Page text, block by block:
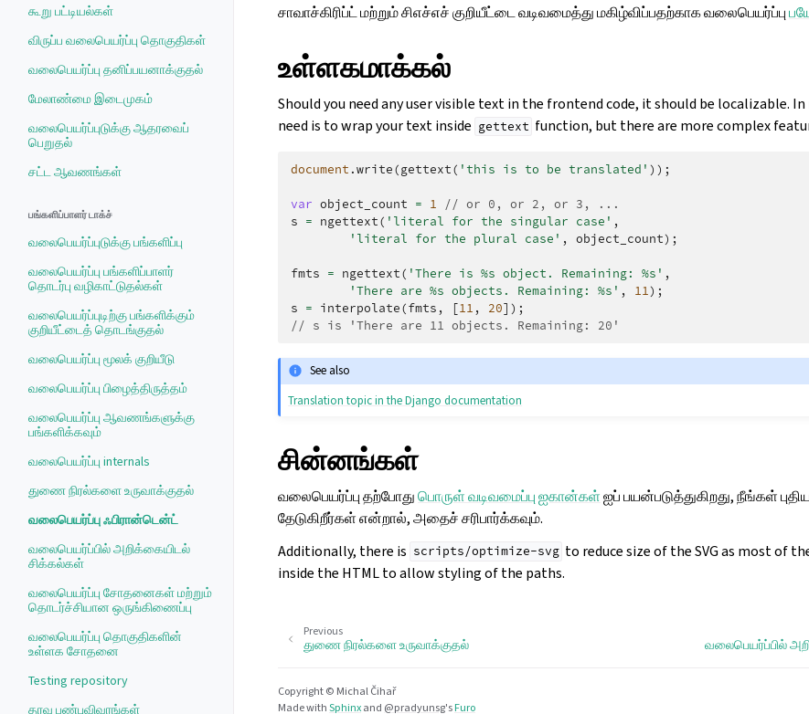
கூறு பட்டியல்கள்
விருப்ப வலைபெயர்ப்பு தொகுதிகள்
வலைபெயர்ப்பு தனிப்பயனாக்குதல்
மேலாண்மை இடைமுகம்
வலைபெயர்ப்புடுக்கு ஆதரவைப்
பெறுதல்
சட்ட ஆவணங்கள்
பங்களிப்பாளர் டாக்ச்
வலைபெயர்ப்புடுக்கு பங்களிப்பு
வலைபெயர்ப்பு பங்களிப்பாளர்
தொடர்பு வழிகாட்டுதல்கள்
வலைபெயர்ப்புடிற்கு பங்களிக்கும்
குறியீட்டைத் தொடங்குதல்
வலைபெயர்ப்பு மூலக் குறியீடு
வலைபெயர்ப்பு பிழைத்திருத்தம்
வலைபெயர்ப்பு ஆவணங்களுக்கு
பங்களிக்கவும்
வலைபெயர்ப்பு internals
துணை நிரல்களை உருவாக்குதல்
வலைபெயர்ப்பு ஃபிரான்டென்ட்
வலைபெயர்ப்பில் அறிக்கையிடல்
சிக்கல்கள்
வலைபெயர்ப்பு சோதனைகள் மற்றும்
தொடர்ச்சியான ஒருங்கிணைப்பு
வலைபெயர்ப்பு தொகுதிகளின்
உள்ளக சோதனை
Testing repository
தரவு பண்புவிவரங்கள்
சாவாச்கிரிப்ட் மற்றும் சிஎச்எச் குறியீட்டை வடிவமைத்து மகிழ்விப்பதற்காக வலைபெயர்ப்பு
உள்ளகமாக்கல்
Should you need any user visible text in the frontend code, it should be localizable. In
need is to wrap your text inside gettext function, but there are more complex
document .write(gettext( 'this is to be translated' ));
var object_count = 1
// or 0, or 2, or 3, ...
s = ngettext( 'literal for the singular case' ,
'literal for the plural case' , object_count);
fmts = ngettext( 'There is %s object. Remaining: %s' ,
'There are %s objects. Remaining: %s' , 11);
s = interpolate(fmts , [11 , 20]);
// s is 'There are 11 objects. Remaining: 20'
See also
Translation topic in the Django documentation
சின்னங்கள்
வலைபெயர்ப்பு தற்போதுபொருள் வடிவமைப்பு ஐகான்கள்ஐப் பயன்படுத்துகிறது, நீங்கள்
தேடுகிறீர்கள் என்றால், அதைச் சரிபார்க்கவும்.
Additionally, there is scripts/optimize-svg to reduce size of the SVG as most of
inside the HTML to allow styling of the paths.
வலைபெயர்ப்பில்
Previous
துணை நிரல்களை உருவாக்குதல்
Copyright © Michal Čihař
Made withSphinxand @pradyunsg'sFuro